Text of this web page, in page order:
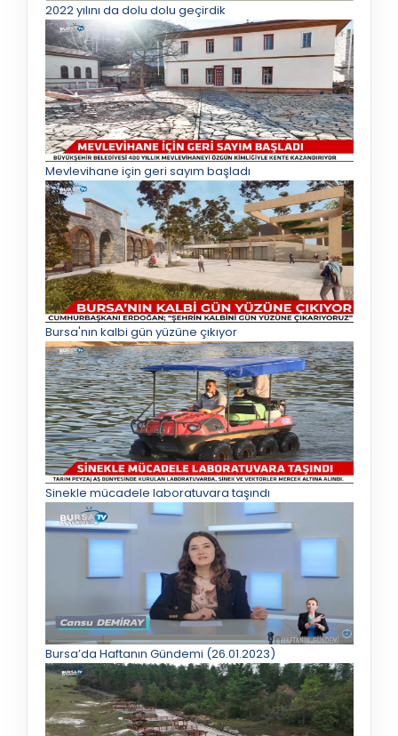
2022 yılını da dolu dolu geçirdik
Mevlevihane için geri sayım başladı
Bursa'nın kalbi gün yüzüne çıkıyor
Sinekle mücadele laboratuvara taşındı
Bursa’da Haftanın Gündemi (26.01.2023)